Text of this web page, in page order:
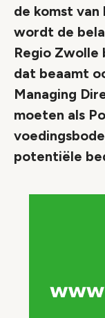
de komst
wordt de
Regio Zwolle
dat beaamt
Managing
moeten als
potentiële